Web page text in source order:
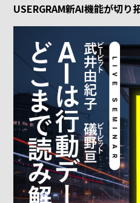
USERGRAM新AI機能が切り